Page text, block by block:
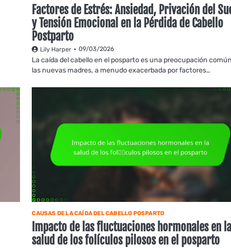
Factores de Estrés: Ansiedad, Privación del
y Tensión Emocional en la Pérdida de Cabello
Postparto
Lily Harper 09/03/2026
La caída del cabello en el posparto es una preocupación
las nuevas madres, a menudo exacerbada por factores…
CAUSAS DE LA CAÍDA DEL CABELLO POSPARTO
Impacto de las fluctuaciones hormonales en
salud de los folículos pilosos en el posparto